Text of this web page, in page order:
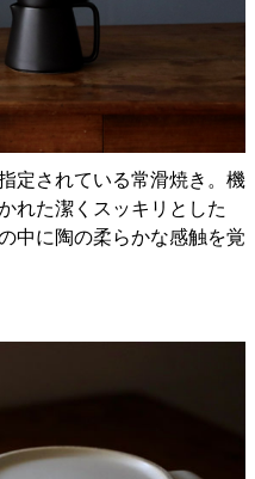
定されている常滑焼き。機
れた潔くスッキリとした
中に陶の柔らかな感触を覚